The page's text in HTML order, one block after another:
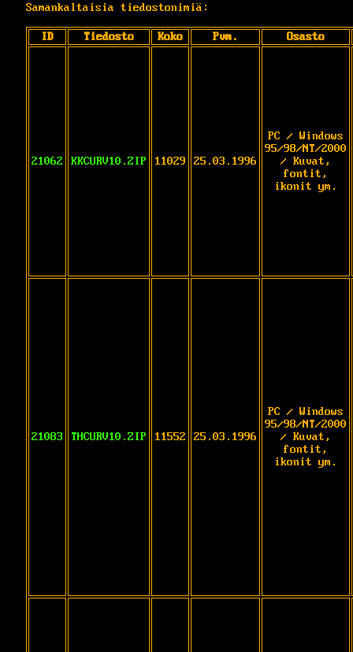
Samankaltaisia tiedostonimiä:
ID Tiedosto Koko Pvm. Osasto
21062 KKCURV10.ZIP 11029 25.03.1996
PC / Windows
95/98/NT/2000
/ Kuvat,
fontit,
ikonit ym.
21083 THCURV10.ZIP 11552 25.03.1996
PC / Windows
95/98/NT/2000
/ Kuvat,
fontit,
ikonit ym.